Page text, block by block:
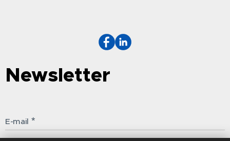
Newsletter
E-mail